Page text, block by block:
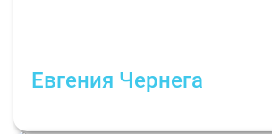
Евгения Чернегa